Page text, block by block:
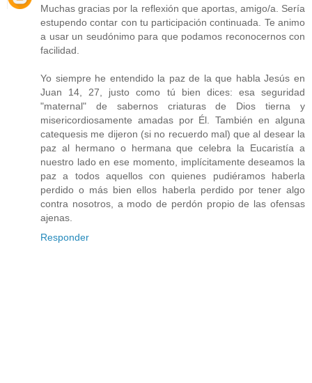
Muchas gracias por la reflexión que aportas, amigo/a. Sería
estupendo contar con tu participación continuada. Te animo
a usar un seudónimo para que podamos reconocernos con
facilidad.
Yo siempre he entendido la paz de la que habla Jesús en
Juan 14, 27, justo como tú bien dices: esa seguridad
"maternal" de sabernos criaturas de Dios tierna y
misericordiosamente amadas por Él. También en alguna
catequesis me dijeron (si no recuerdo mal) que al desear la
paz al hermano o hermana que celebra la Eucaristía a
nuestro lado en ese momento, implícitamente deseamos la
paz a todos aquellos con quienes pudiéramos haberla
perdido o más bien ellos haberla perdido por tener algo
contra nosotros, a modo de perdón propio de las ofensas
ajenas.
Responder